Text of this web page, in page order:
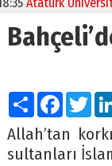
Paylaş
Allah’tan
sultanları